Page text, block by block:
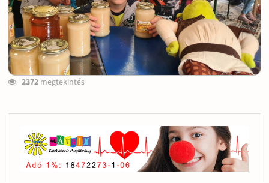
2372megtekintés